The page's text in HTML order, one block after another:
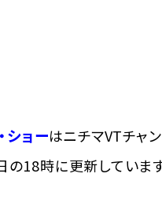
ショーはニチマVTチャ
の18時に更新しています